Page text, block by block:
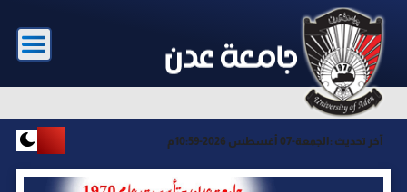
آخر تحديث : الجمعة-07 أغسطس 2026-10:59م